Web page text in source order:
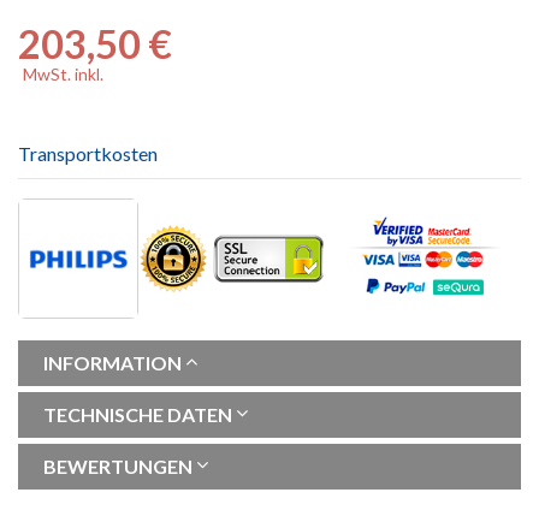
203,50 €
MwSt. inkl.
Transportkosten
INFORMATION
TECHNISCHE DATEN
BEWERTUNGEN